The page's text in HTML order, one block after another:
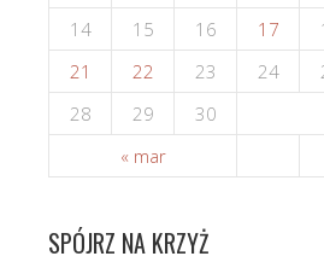
« mar
14
15 16 17
21
22 23 24
28
29 30
SPÓJRZ NA KRZYŻ